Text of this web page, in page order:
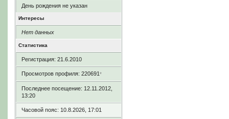
День рождения не указан
Интересы
Нет данных
Статистика
Регистрация: 21.6.2010
Просмотров профиля: 220691*
Последнее посещение: 12.11.2012,
13:20
Часовой пояс: 10.8.2026, 17:01